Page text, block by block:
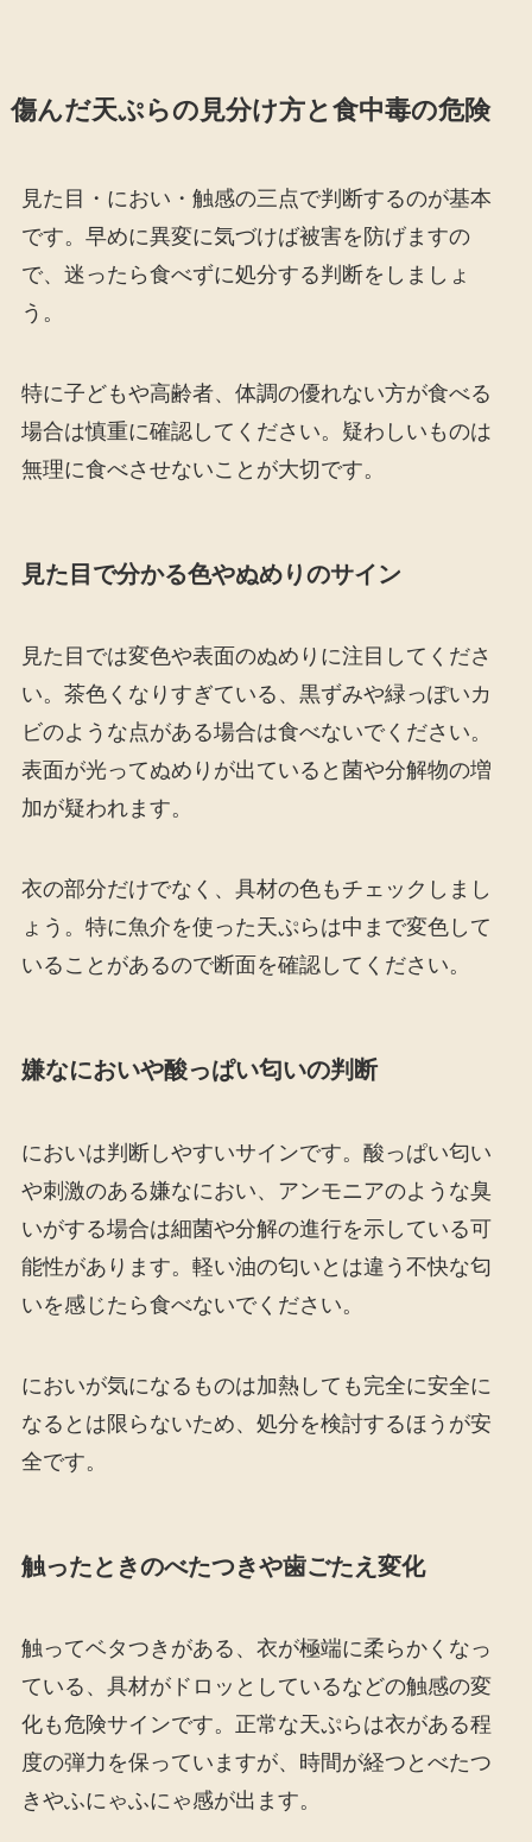
傷んだ天ぷらの見分け方と食中毒の危険
見た目・におい・触感の三点で判断するのが基本
です。早めに異変に気づけば被害を防げますの
で、迷ったら食べずに処分する判断をしましょ
う。
特に子どもや高齢者、体調の優れない方が食べる
場合は慎重に確認してください。疑わしいものは
無理に食べさせないことが大切です。
見た目で分かる色やぬめりのサイン
見た目では変色や表面のぬめりに注目してくださ
い。茶色くなりすぎている、黒ずみや緑っぽいカ
ビのような点がある場合は食べないでください。
表面が光ってぬめりが出ていると菌や分解物の増
加が疑われます。
衣の部分だけでなく、具材の色もチェックしまし
ょう。特に魚介を使った天ぷらは中まで変色して
いることがあるので断面を確認してください。
嫌なにおいや酸っぱい匂いの判断
においは判断しやすいサインです。酸っぱい匂い
や刺激のある嫌なにおい、アンモニアのような臭
いがする場合は細菌や分解の進行を示している可
能性があります。軽い油の匂いとは違う不快な匂
いを感じたら食べないでください。
においが気になるものは加熱しても完全に安全に
なるとは限らないため、処分を検討するほうが安
全です。
触ったときのべたつきや歯ごたえ変化
触ってベタつきがある、衣が極端に柔らかくなっ
ている、具材がドロッとしているなどの触感の変
化も危険サインです。正常な天ぷらは衣がある程
度の弾力を保っていますが、時間が経つとべたつ
きやふにゃふにゃ感が出ます。